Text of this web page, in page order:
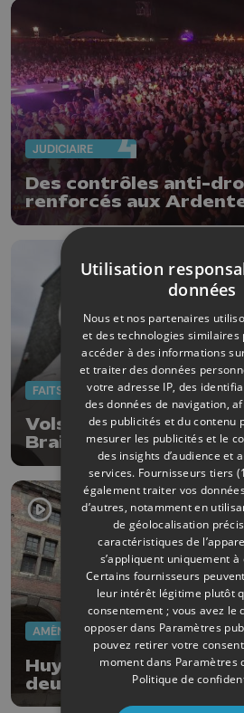
JUDICIAIRE
Des contrôles anti-
renforcés aux
FAITS DIVERS
Vols dans des
Braives et d'Anthisnes
AMÉNAGEMENT DU TERRITOIRE
Huy cherche un
deux bâtiments
Vieux Huy
Utilisation
données
Nous et nos partenaires
et des technologies similaires
accéder à des informations
et traiter des données
votre adresse IP, des
des données de navigation,
des publicités et du contenu
mesurer les publicités et le
des insights d’audience et
services. Fournisseurs tiers
également traiter vos
d’autres, notamment en
de géolocalisation
caractéristiques de
s’appliquent uniquement à
Certains fournisseurs
leur intérêt légitime plutôt
consentement ; vous avez le
opposer dans Paramètres
pouvez retirer votre
moment dans Paramètres
Politique de